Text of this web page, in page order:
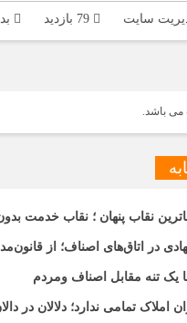
سایت
باشد.
نقاب پنهان ؛ نقاب خدمت
در اتاق‌های اصناف؛ از
یک تنه مقابل اصناف ومردم
تمامی ندارد؛ دلالان در